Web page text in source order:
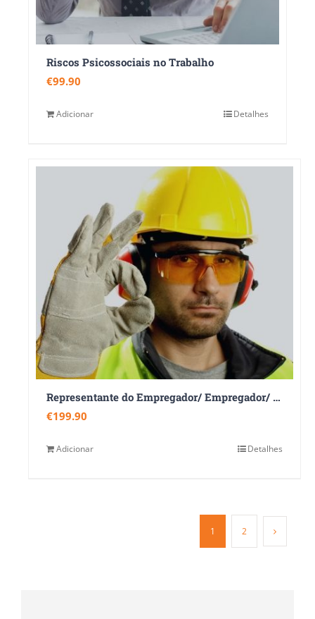
Riscos Psicossociais no Trabalho
€99.90
Adicionar Detalhes
Representante do Empregador/ Empregador/ Trabalhador Designado
€199.90
Adicionar Detalhes
1 2